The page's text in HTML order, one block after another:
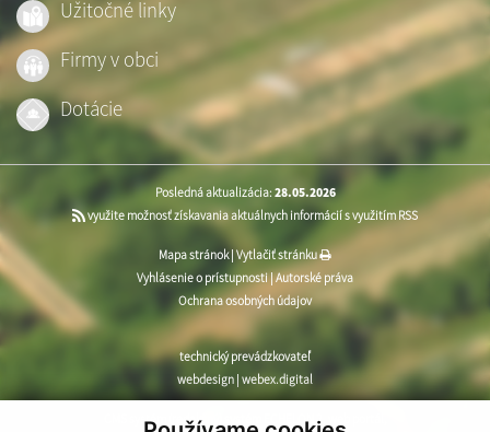
Užitočné linky
Firmy v obci
Dotácie
Posledná aktualizácia: 28.05.2026
využite možnosť získavania aktuálnych informácií s využitím RSS
Mapa stránok| Vytlačiť stránku
Vyhlásenie o prístupnosti|Autorské práva
Ochrana osobných údajov
technický prevádzkovateľ
webdesign webex.digital
CMS systém (redakčný) systém ECHELON 2